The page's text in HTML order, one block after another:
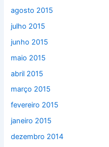
agosto 2015
julho 2015
junho 2015
maio 2015
abril 2015
março 2015
fevereiro 2015
janeiro 2015
dezembro 2014